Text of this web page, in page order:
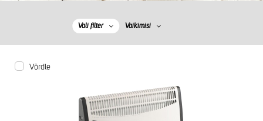
Vali filter Vaikimisi
Võrdle